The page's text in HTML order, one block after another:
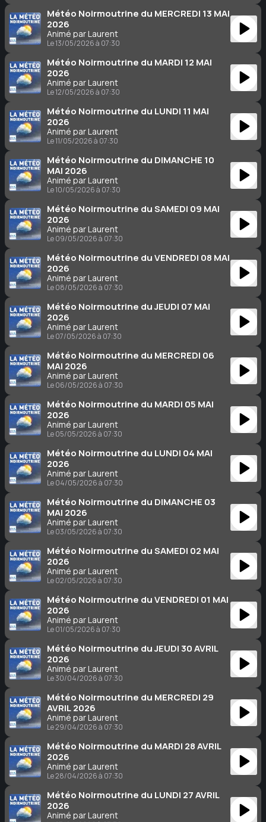
Météo Noirmoutrine du MERCREDI 13 MAI
2026
Animé par Laurent
Le 13/05/2026 à 07:30
Météo Noirmoutrine du MARDI 12 MAI
2026
Animé par Laurent
Le 12/05/2026 à 07:30
Météo Noirmoutrine du LUNDI 11 MAI
2026
Animé par Laurent
Le 11/05/2026 à 07:30
Météo Noirmoutrine du DIMANCHE 10
MAI 2026
Animé par Laurent
Le 10/05/2026 à 07:30
Météo Noirmoutrine du SAMEDI 09 MAI
2026
Animé par Laurent
Le 09/05/2026 à 07:30
Météo Noirmoutrine du VENDREDI 08 MAI
2026
Animé par Laurent
Le 08/05/2026 à 07:30
Météo Noirmoutrine du JEUDI 07 MAI
2026
Animé par Laurent
Le 07/05/2026 à 07:30
Météo Noirmoutrine du MERCREDI 06
MAI 2026
Animé par Laurent
Le 06/05/2026 à 07:30
Météo Noirmoutrine du MARDI 05 MAI
2026
Animé par Laurent
Le 05/05/2026 à 07:30
Météo Noirmoutrine du LUNDI 04 MAI
2026
Animé par Laurent
Le 04/05/2026 à 07:30
Météo Noirmoutrine du DIMANCHE 03
MAI 2026
Animé par Laurent
Le 03/05/2026 à 07:30
Météo Noirmoutrine du SAMEDI 02 MAI
2026
Animé par Laurent
Le 02/05/2026 à 07:30
Météo Noirmoutrine du VENDREDI 01 MAI
2026
Animé par Laurent
Le 01/05/2026 à 07:30
Météo Noirmoutrine du JEUDI 30 AVRIL
2026
Animé par Laurent
Le 30/04/2026 à 07:30
Météo Noirmoutrine du MERCREDI 29
AVRIL 2026
Animé par Laurent
Le 29/04/2026 à 07:30
Météo Noirmoutrine du MARDI 28 AVRIL
2026
Animé par Laurent
Le 28/04/2026 à 07:30
Météo Noirmoutrine du LUNDI 27 AVRIL
2026
Animé par Laurent